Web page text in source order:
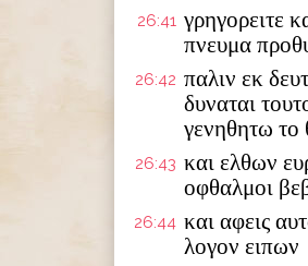
26:41 γρηγορειτε
πνευμα
26:42 παλιν εκ
δυναται
γενηθητω το
26:43 και ελθων
οφθαλμοι
26:44 και αφεις
λογον ειπων